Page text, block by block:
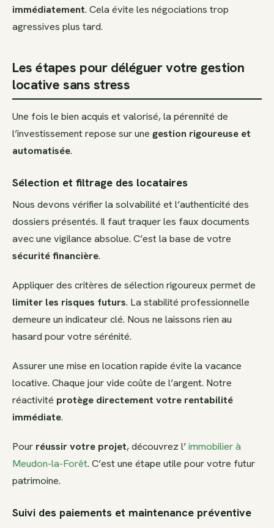
immédiatement. Cela évite les négociations trop
agressives plus tard.
Les étapes pour déléguer votre gestion
locative sans stress
Une fois le bien acquis et valorisé, la pérennité de
l’investissement repose sur une gestion rigoureuse et
automatisée.
Sélection et filtrage des locataires
Nous devons vérifier la solvabilité et l’authenticité des
dossiers présentés. Il faut traquer les faux documents
avec une vigilance absolue. C’est la base de votre
sécurité financière.
Appliquer des critères de sélection rigoureux permet de
limiter les risques futurs. La stabilité professionnelle
demeure un indicateur clé. Nous ne laissons rien au
hasard pour votre sérénité.
Assurer une mise en location rapide évite la vacance
locative. Chaque jour vide coûte de l’argent. Notre
réactivité protège directement votre rentabilité
immédiate.
Pour réussir votre projet, découvrez l’immobilier à
Meudon-la-Forêt. C’est une étape utile pour votre futur
patrimoine.
Suivi des paiements et maintenance préventive